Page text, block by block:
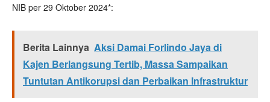
NIB per 29 Oktober 2024*:
Berita Lainnya Aksi Damai Forlindo Jaya di
Kajen Berlangsung Tertib, Massa Sampaikan
Tuntutan Antikorupsi dan Perbaikan Infrastruktur